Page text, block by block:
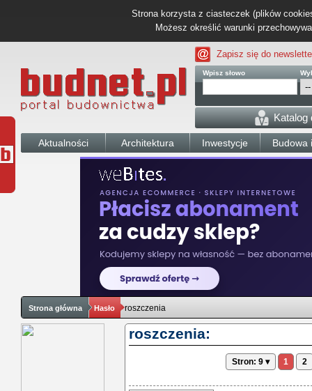
Strona korzysta z ciasteczek (plików
Możesz określić warunki
Zapisz się do
Wpisz słowo
Katalog
Aktualności Architektura Inwestycje Budowa
Strona główna Hasło roszczenia
roszczenia:
Stron: 9 ▾ 1 2